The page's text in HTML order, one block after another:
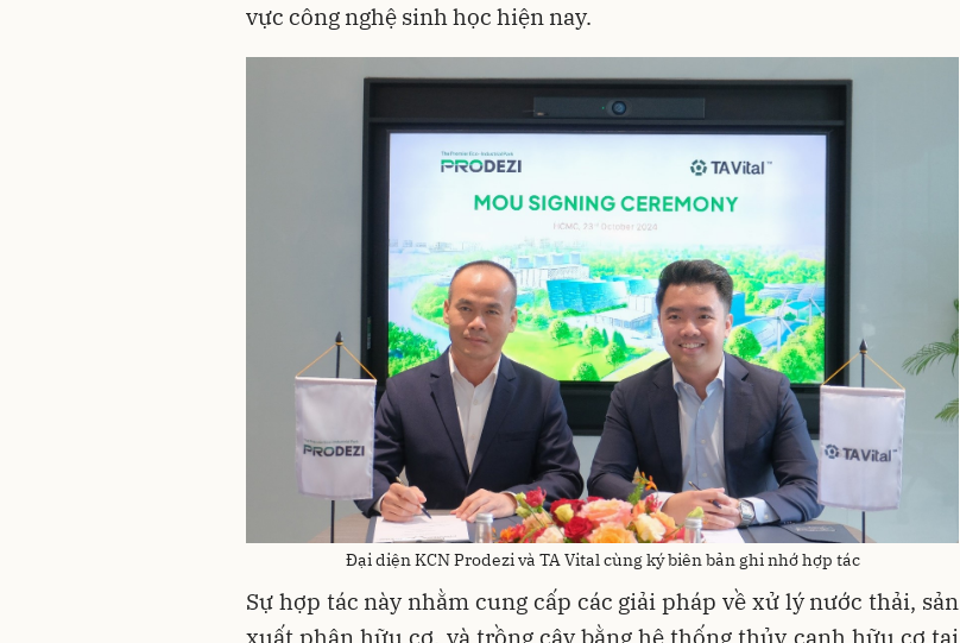
vực công nghệ sinh học hiện nay.
Đại diện KCN Prodezi và TA Vital cùng ký biên bản ghi nhớ hợp tác
Sự hợp tác này nhằm cung cấp các giải pháp về xử lý nước thải, sản